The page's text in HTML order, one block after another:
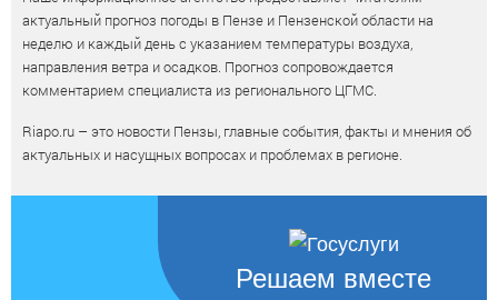
актуальный прогноз погоды в Пензе и Пензенской области на
неделю и каждый день с указанием температуры воздуха,
направления ветра и осадков. Прогноз сопровождается
комментарием специалиста из регионального ЦГМС.
Riapo.ru – это новости Пензы, главные события, факты и мнения об
актуальных и насущных вопросах и проблемах в регионе.
Решаем вместе